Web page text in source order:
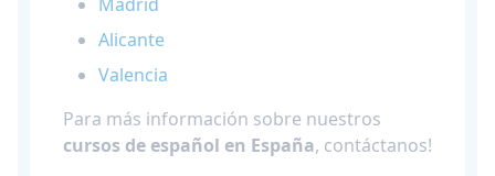
Alicante
Valencia
Para más información sobre nuestros
cursos de español en España, contáctanos!